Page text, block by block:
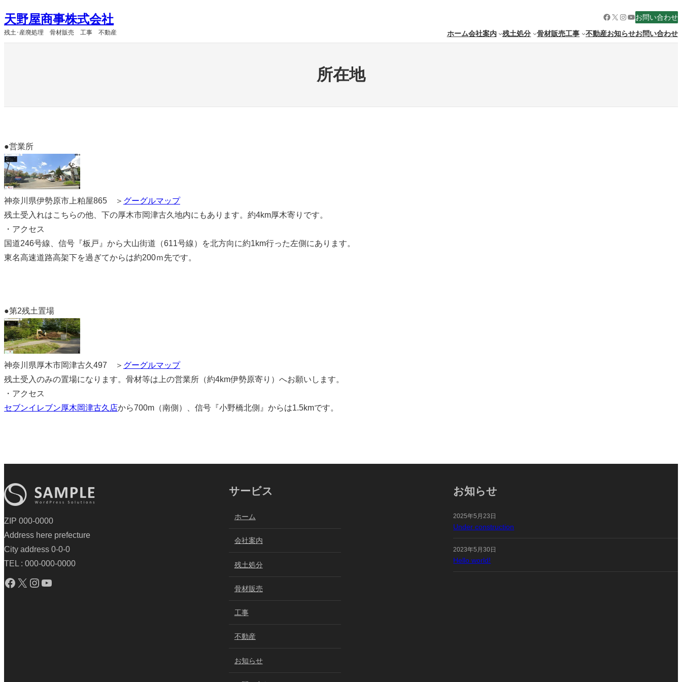
容
天野屋商事株式会社
残土･産廃処理 骨材販売 工事 不動産
Facebook
X Instagram
YouTube
お問い合わせ
ホーム会社案内 残土処分 骨材販売工事 不動産お知らせお問い合わせ
所在地
●営業所
神奈川県伊勢原市上粕屋865 ＞ グーグルマップ
残土受入れはこちらの他、下の厚木市岡津古久地内にもあります。約4km厚木寄りです。
・アクセス
国道246号線、信号『板戸』から大山街道（611号線）を北方向に約1km行った左側にあります。
東名高速道路高架下を過ぎてからは約200ｍ先です。
●第2残土置場
神奈川県厚木市岡津古久497 ＞ グーグルマップ
残土受入のみの置場になります。骨材等は上の営業所（約4km伊勢原寄り）へお願いします。
・アクセス
セブンイレブン厚木岡津古久店から700m（南側）、信号『小野橋北側』からは1.5kmです。
ZIP 000-0000
Address here prefecture
City address 0-0-0
TEL : 000-000-0000
Facebook X Instagram YouTube
サービス
ホーム
会社案内
残土処分
骨材販売
工事
不動産
お知らせ
お知らせ
2025年5月23日
Under construction
2023年5月30日
Hello world!